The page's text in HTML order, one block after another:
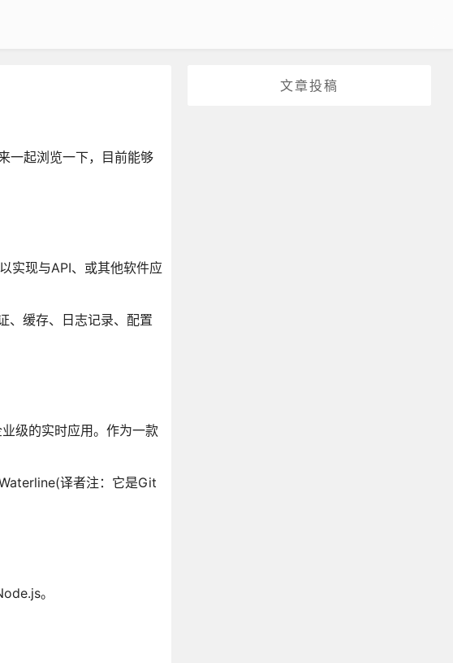
文章投稿
一起浏览一下，目前能够
实现与API、或其他软件应
、缓存、日志记录、配置
级的实时应用。作为一款
译者注：它是Git
。